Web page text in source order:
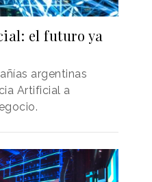
el futuro ya
argentinas
Artificial a